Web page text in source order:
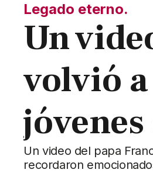
Legado eterno.
Un
volvió
Un video del papa
recordaron